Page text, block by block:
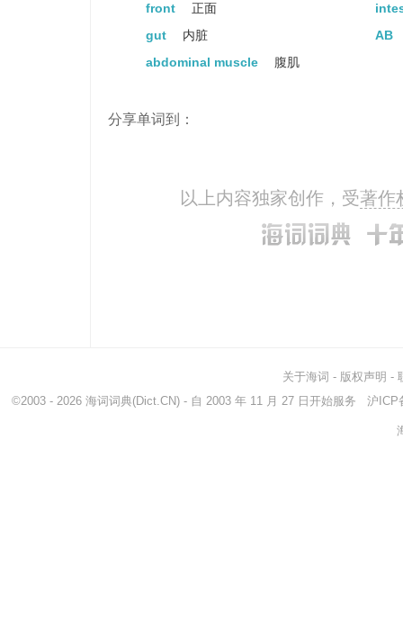
front
正面
gut
内脏
AB
abdominal muscle
腹肌
分享单词到：
以上内容独家创作，受著作
关于海词 - 版权声明 -
©2003 - 2026 海词词典(Dict.CN) - 自 2003 年 11 月 27 日开始服务 沪ICP